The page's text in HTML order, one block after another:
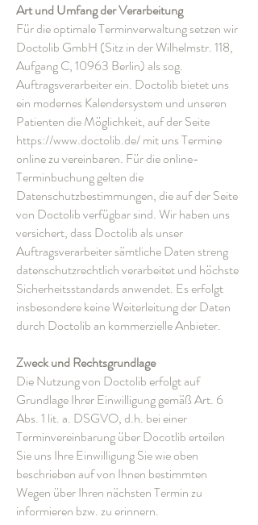
Art und Umfang der Verarbeitung
Für die optimale Terminverwaltung setzen wir
Doctolib GmbH (Sitz in der Wilhelmstr. 118,
Aufgang C, 10963 Berlin) als sog.
Auftragsverarbeiter ein. Doctolib bietet uns
ein modernes Kalendersystem und unseren
Patienten die Möglichkeit, auf der Seite
https://www.doctolib.de/ mit uns Termine
online zu vereinbaren. Für die online-
Terminbuchung gelten die
Datenschutzbestimmungen, die auf der Seite
von Doctolib verfügbar sind. Wir haben uns
versichert, dass Doctolib als unser
Auftragsverarbeiter sämtliche Daten streng
datenschutzrechtlich verarbeitet und höchste
Sicherheitsstandards anwendet. Es erfolgt
insbesondere keine Weiterleitung der Daten
durch Doctolib an kommerzielle Anbieter.
Zweck und Rechtsgrundlage
Die Nutzung von Doctolib erfolgt auf
Grundlage Ihrer Einwilligung gemäß Art. 6
Abs. 1 lit. a. DSGVO, d.h. bei einer
Terminvereinbarung über Docotlib erteilen
Sie uns Ihre Einwilligung Sie wie oben
beschrieben auf von Ihnen bestimmten
Wegen über Ihren nächsten Termin zu
informieren bzw. zu erinnern.